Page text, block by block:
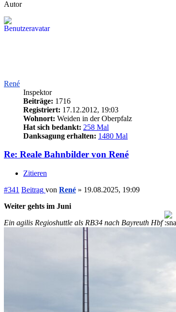
Autor
René
Inspektor
Beiträge: 1716
Registriert: 17.12.2012, 19:03
Wohnort: Weiden in der Oberpfalz
Hat sich bedankt: 258 Mal
Danksagung erhalten: 1480 Mal
Re: Reale Bahnbilder von René
Zitieren
#341 Beitrag von René » 19.08.2025, 19:09
Weiter gehts im Juni
Ein agilis Regioshuttle als RB34 nach Bayreuth Hbf